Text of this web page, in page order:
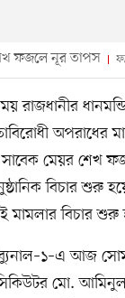
ফজলে নূর তাপস
রাজধানীর
অপরাধের
সাবেক মেয়র শেখ
বিচার শুরু
মামলার বিচার শুরু
আজ
মো.